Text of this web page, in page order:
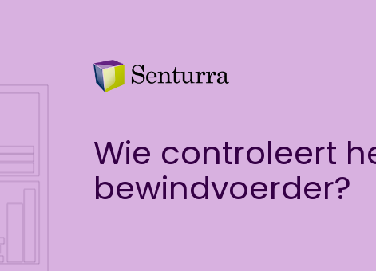
Wie controleert
bewindvoerder?